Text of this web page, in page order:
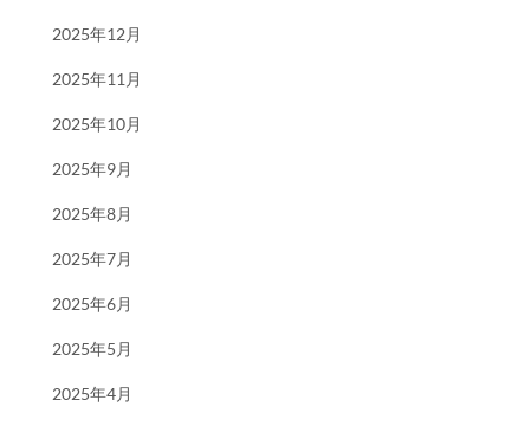
2025年12月
2025年11月
2025年10月
2025年9月
2025年8月
2025年7月
2025年6月
2025年5月
2025年4月